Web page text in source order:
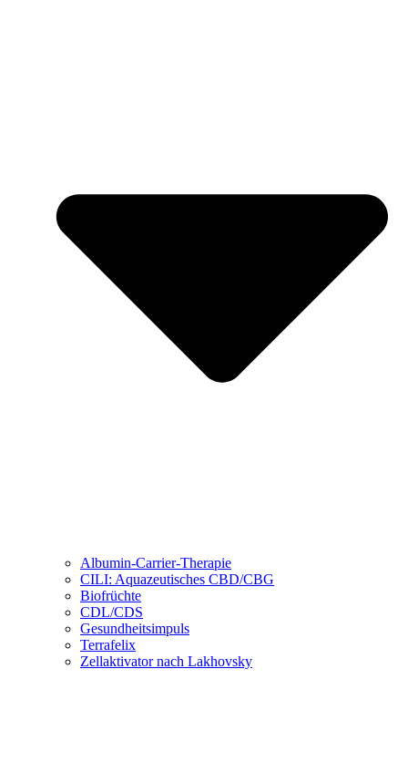
Albumin-Carrier-Therapie
CILI: Aquazeutisches CBD/CBG
Biofrüchte
CDL/CDS
Gesundheitsimpuls
Terrafelix
Zellaktivator nach Lakhovsky